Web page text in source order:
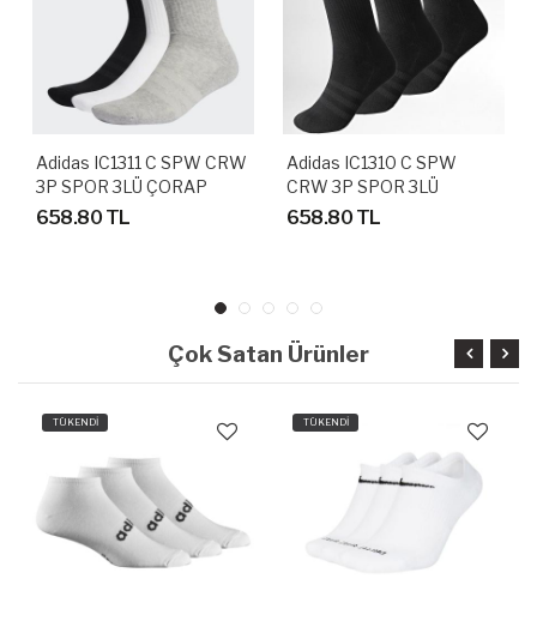
Adidas IC1311 C SPW CRW
3P SPOR 3LÜ ÇORAP
658.80 TL
Adidas IC1310 C SPW
CRW 3P SPOR 3LÜ
ÇORAP
658.80 TL
Çok Satan Ürünler
TÜKENDİ TÜKENDİ